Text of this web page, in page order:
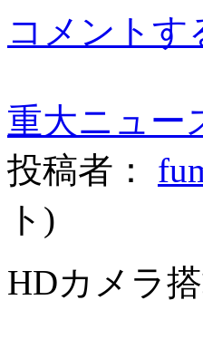
コメントす
重大ニュー
投稿者：
ト )
HDカメラ